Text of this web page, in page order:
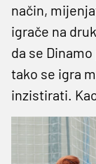
način,
igrače na
da se
tako se igra
inzistirati.